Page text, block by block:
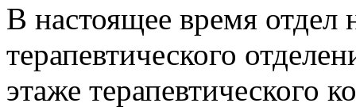
В настоящее время отдел
терапевтического
этаже терапевтического